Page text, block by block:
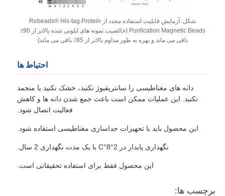
درخواست قیمت
کیت استخراج DNA / RNA
گره های مغناطیسی NGS
خالص‌سازی پروتئین با مهره‌های مغناطیسی
شکل: آزمایش قابلیت استفاده مجدد از Rebeads® His-tag Protein
Purification Magnetic Beads (خالصیت نمونه های ایلوتی شده بالاتر از 90٪
باقی می ماند و بهره به طور مداوم بالاتر از 85٪ باقی می ماند)
احتیاط ها
دانه های مغناطیسی را سانتریفیوژ نکنید، خشک نکنید یا منجمد
نکنید. این عملیات ممکن است باعث جمع شدن دانه ها و کاهش
فعالیت اتصال شود.
این محصول باید با تجهیزات جداسازی مغناطیسی استفاده شود.
نگهداری پایدار در 2°8°C با یک مدت نگهداری 2 سال.
این محصول فقط برای استفاده تحقیقاتی است.
برچسب ها: